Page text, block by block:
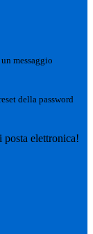
messaggio
della password
elettronica!